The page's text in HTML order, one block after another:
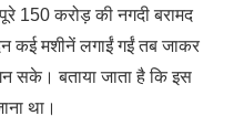
150 करोड़ की नगदी बरामद
कई मशीनें लगाईं गईं तब जाकर
सके। बताया जाता है कि इस
था।